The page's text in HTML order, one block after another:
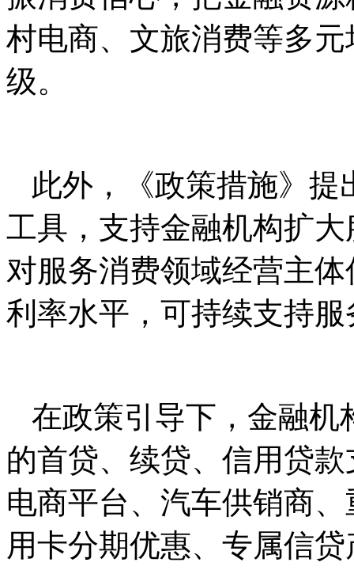
村电商、文旅消费等多
级。
此外，《政策措施》
工具，支持金融机构扩
对服务消费领域经营主
利率水平，可持续支持
在政策引导下，金融机
的首贷、续贷、信用贷
电商平台、汽车供销商
用卡分期优惠、专属信